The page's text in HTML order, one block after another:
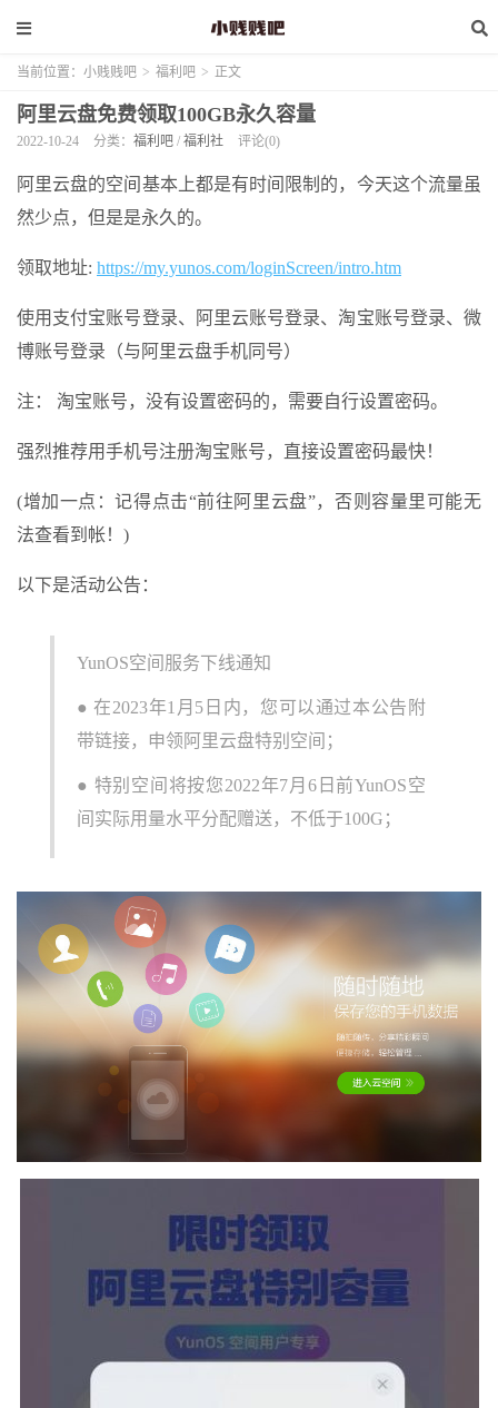
当前位置： 小贱贱吧 > 福利吧 > 正文
阿里云盘免费领取100GB永久容量
2022-10-24 分类： 福利吧 / 福利社 评论(0)
阿里云盘的空间基本上都是有时间限制的，今天这个流量虽
然少点，但是是永久的。
领取地址: https://my.yunos.com/loginScreen/intro.htm
使用支付宝账号登录、阿里云账号登录、淘宝账号登录、微
博账号登录（与阿里云盘手机同号）
注： 淘宝账号，没有设置密码的，需要自行设置密码。
强烈推荐用手机号注册淘宝账号，直接设置密码最快！
(增加一点：记得点击“前往阿里云盘”，否则容量里可能无
法查看到帐！)
以下是活动公告：
YunOS空间服务下线通知
● 在2023年1月5日内，您可以通过本公告附
带链接，申领阿里云盘特别空间；
● 特别空间将按您2022年7月6日前YunOS空
间实际用量水平分配赠送，不低于100G；